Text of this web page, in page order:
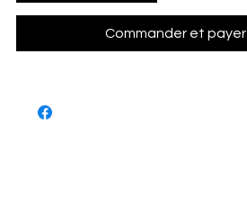
Commander et payer